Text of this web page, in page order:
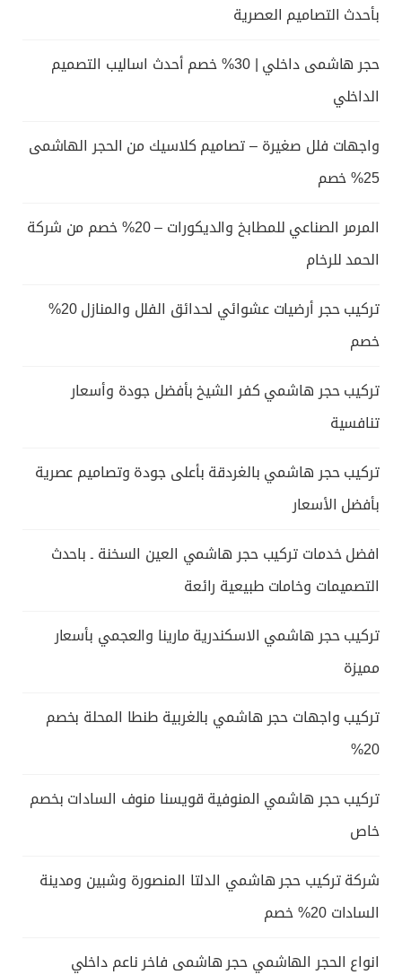
بأحدث التصاميم العصرية
حجر هاشمى داخلي | 30% خصم أحدث اساليب التصميم
الداخلي
واجهات فلل صغيرة – تصاميم كلاسيك من الحجر الهاشمى
25% خصم
المرمر الصناعي للمطابخ والديكورات – 20% خصم من شركة
الحمد للرخام
تركيب حجر أرضيات عشوائي لحدائق الفلل والمنازل 20%
خصم
تركيب حجر هاشمي كفر الشيخ بأفضل جودة وأسعار
تنافسية
تركيب حجر هاشمي بالغردقة بأعلى جودة وتصاميم عصرية
بأفضل الأسعار
افضل خدمات تركيب حجر هاشمي العين السخنة ـ باحدث
التصميمات وخامات طبيعية رائعة
تركيب حجر هاشمي الاسكندرية مارينا والعجمي بأسعار
مميزة
تركيب واجهات حجر هاشمي بالغربية طنطا المحلة بخصم
20%
تركيب حجر هاشمي المنوفية قويسنا منوف السادات بخصم
خاص
شركة تركيب حجر هاشمي الدلتا المنصورة وشبين ومدينة
السادات 20% خصم
انواع الحجر الهاشمي حجر هاشمى فاخر ناعم داخلي